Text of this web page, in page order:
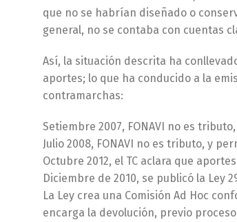
que no se habrían diseñado o
general, no se contaba con cuentas
Así, la situación descrita ha
aportes; lo que ha conducido a la
contramarchas:
Setiembre 2007, FONAVI no es
Julio 2008, FONAVI no es tributo, y
Octubre 2012, el TC aclara que
Diciembre de 2010, se publicó la Ley
La Ley crea una Comisión Ad Hoc
encarga la devolución, previo